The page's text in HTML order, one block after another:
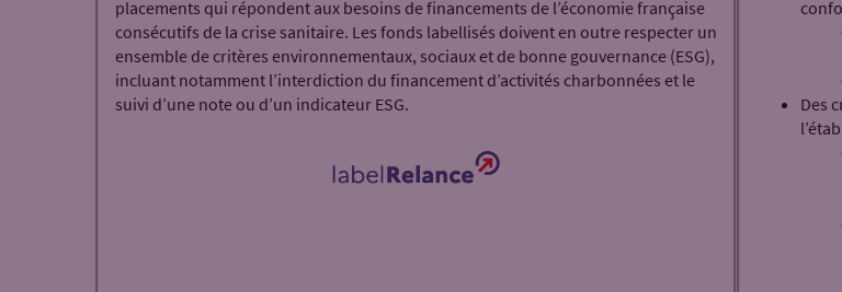
placements qui répondent aux besoins de financements de l’économie française
consécutifs de la crise sanitaire. Les fonds labellisés doivent en outre respecter un
ensemble de critères environnementaux, sociaux et de bonne gouvernance (ESG),
incluant notamment l’interdiction du financement d’activités charbonnées et le
suivi d’une note ou d’un indicateur ESG.
Des